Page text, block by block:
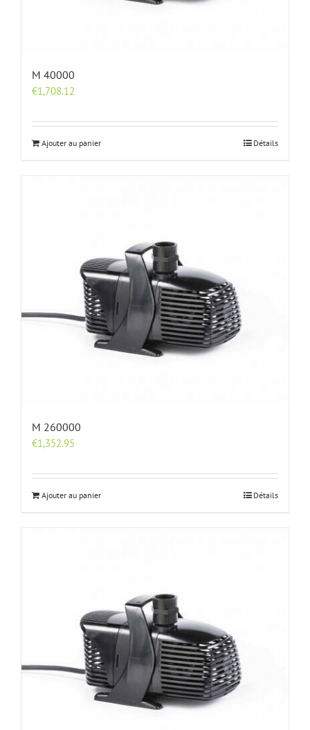
M 40000
€1,708.12
Ajouter au panier Détails
M 260000
€1,352.95
Ajouter au panier Détails